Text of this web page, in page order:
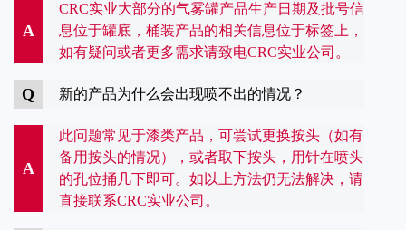
A
CRC实业大部分的气雾罐产品生产日期及批号信
息位于罐底，桶装产品的相关信息位于标签上，
如有疑问或者更多需求请致电CRC实业公司。
Q 新的产品为什么会出现喷不出的情况？
A
此问题常见于漆类产品，可尝试更换按头（如有
备用按头的情况），或者取下按头，用针在喷头
的孔位捅几下即可。如以上方法仍无法解决，请
直接联系CRC实业公司。